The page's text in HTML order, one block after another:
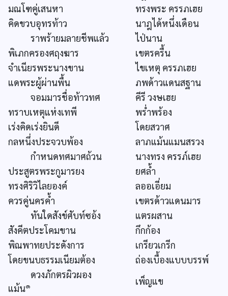
มณโฑคู่เสนหา
ทรงพระ ครรภเฮย
คิดขวบอุทรท้าว
นาฎได้หนึ่งเดือน
ราพร้ายมลายชีพแล้ว
ไป่นาน
พิเภกครองศฤงฆาร
เขตรครื้น
จำเนียรพระนางขาน
ไขเหตุ ครรภเฮย
แดพระผู้ผ่านพื้น
ภพด้าวแดนสฐาน
จอมมารชื่อท้าวทศ
คีรี วงษเฮย
ทราบเหตุแห่งเทพี
พร่ำพร้อง
เร่งคิดเร่งยินดี
โดยสวาศ
กลหนึ่งประจวบพ้อง
ลาภแม้นแมนสรวง
กำหนดทศมาศถ้วน
นางทรง ครรภ์เฮย
ประสูตรพระกูมารยง
ยศล้ำ
ทรงศิริวิไลยองค์
ลออเอี่ยม
ควรคู่นครค้ำ
เขตรด้าวแดนมาร
ทันใดสังข์ศับท์ซอ้ง
แตรผสาน
สังคีตประโคมขาน
กึกก้อง
พิณพาทยประดังการ
เกรียวเกรีก
โดยขนบธรรมเนียมต้อง
ถ่องเบื้องแบบบรรพ์
ดวงภักตรผิวผอง
แม้น๑
เพ็ญแข